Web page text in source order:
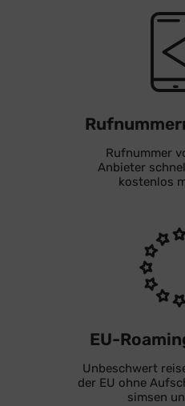
Rufnummer
Anbieter
kostenlos
EU-
Unbeschwert
der EU ohne
simsen